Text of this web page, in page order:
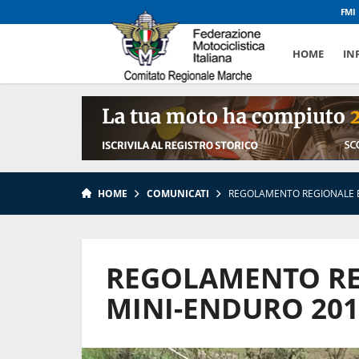
FMI
HOME
HOME COMUNICATI REGOLAMENTO
REGOLAMENTO
MINI-ENDURO